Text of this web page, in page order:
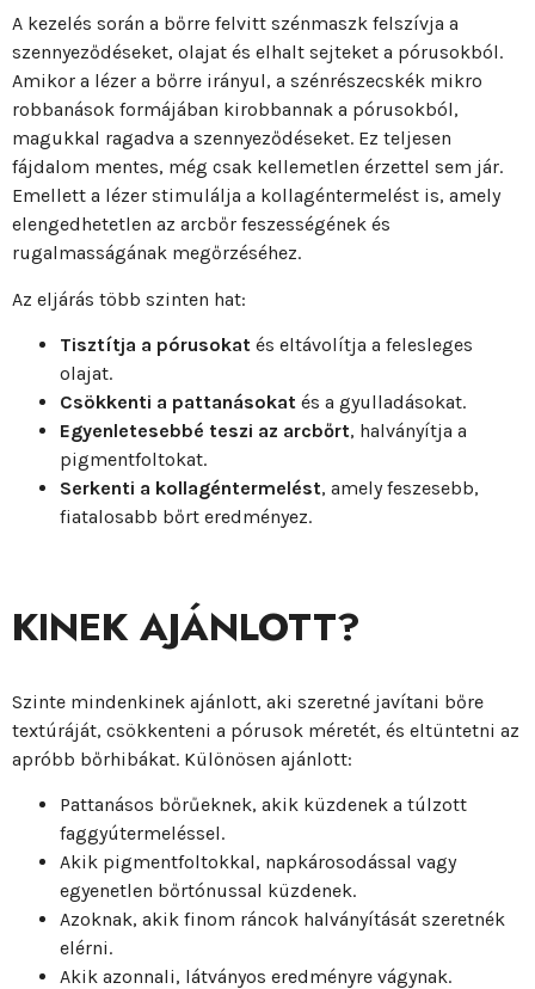
A kezelés során a bőrre felvitt szénmaszk felszívja a
szennyeződéseket, olajat és elhalt sejteket a pórusokból.
Amikor a lézer a bőrre irányul, a szénrészecskék mikro
robbanások formájában kirobbannak a pórusokból,
magukkal ragadva a szennyeződéseket. Ez teljesen
fájdalom mentes, még csak kellemetlen érzettel sem jár.
Emellett a lézer stimulálja a kollagéntermelést is, amely
elengedhetetlen az arcbőr feszességének és
rugalmasságának megőrzéséhez.
Az eljárás több szinten hat:
Tisztítja a pórusokat és eltávolítja a felesleges
olajat.
Csökkenti a pattanásokat és a gyulladásokat.
Egyenletesebbé teszi az arcbőrt, halványítja a
pigmentfoltokat.
Serkenti a kollagéntermelést, amely feszesebb,
fiatalosabb bőrt eredményez.
KINEK AJÁNLOTT?
Szinte mindenkinek ajánlott, aki szeretné javítani bőre
textúráját, csökkenteni a pórusok méretét, és eltüntetni az
apróbb bőrhibákat. Különösen ajánlott:
Pattanásos bőrűeknek, akik küzdenek a túlzott
faggyútermeléssel.
Akik pigmentfoltokkal, napkárosodással vagy
egyenetlen bőrtónussal küzdenek.
Azoknak, akik finom ráncok halványítását szeretnék
elérni.
Akik azonnali, látványos eredményre vágynak.